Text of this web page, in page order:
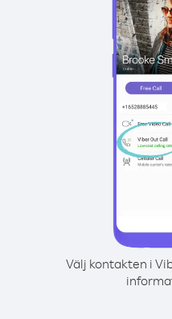
Välj kontakten i